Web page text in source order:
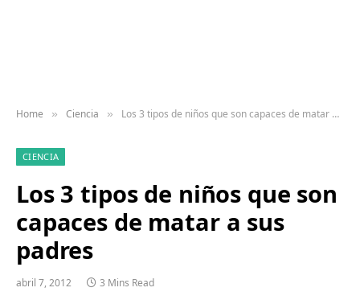
Home » Ciencia » Los 3 tipos de niños que son capaces de matar a sus padres
CIENCIA
Los 3 tipos de niños que son
capaces de matar a sus
padres
abril 7, 2012 3 Mins Read